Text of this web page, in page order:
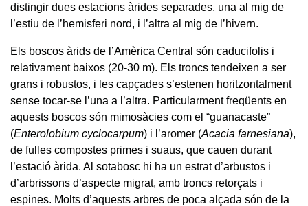
distingir dues estacions àrides separades, una al mig de
l’estiu de l’hemisferi nord, i l’altra al mig de l’hivern.
Els boscos àrids de l’Amèrica Central són caducifolis i
relativament baixos (20-30 m). Els troncs tendeixen a ser
grans i robustos, i les capçades s’estenen horitzontalment
sense tocar-se l’una a l’altra. Particularment freqüents en
aquests boscos són mimosàcies com el “guanacaste”
(Enterolobium cyclocarpum) i l’aromer (Acacia farnesiana),
de fulles compostes primes i suaus, que cauen durant
l’estació àrida. Al sotabosc hi ha un estrat d’arbustos i
d’arbrissons d’aspecte migrat, amb troncs retorçats i
espines. Molts d’aquests arbres de poca alçada són de la